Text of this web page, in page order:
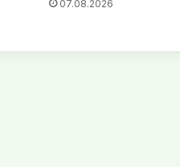
07.08.2026